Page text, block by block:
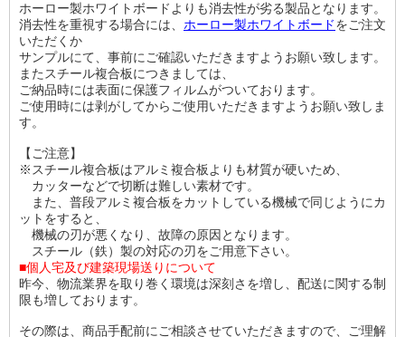
ホーロー製ホワイトボードよりも消去性が劣る製品となります。
消去性を重視する場合には、 ホーロー製ホワイトボードをご注文
いただくか
サンプルにて、事前にご確認いただきますようお願い致します。
またスチール複合板につきましては、
ご納品時には表面に保護フィルムがついております。
ご使用時には剥がしてからご使用いただきますようお願い致しま
す。
【ご注意】
※スチール複合板はアルミ複合板よりも材質が硬いため、
カッターなどで切断は難しい素材です。
また、普段アルミ複合板をカットしている機械で同じようにカ
ットをすると、
機械の刃が悪くなり、故障の原因となります。
スチール（鉄）製の対応の刃をご用意下さい。
■個人宅及び建築現場送りについて
昨今、物流業界を取り巻く環境は深刻さを増し、配送に関する制
限も増しております。
その際は、商品手配前にご相談させていただきますので、ご理解